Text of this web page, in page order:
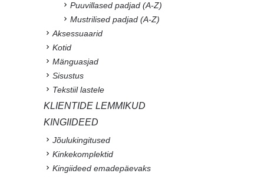
Puuvillased padjad (A-Z)
Mustrilised padjad (A-Z)
Aksessuaarid
Kotid
Mänguasjad
Sisustus
Tekstiil lastele
KLIENTIDE LEMMIKUD
KINGIIDEED
Jõulukingitused
Kinkekomplektid
Kingiideed emadepäevaks